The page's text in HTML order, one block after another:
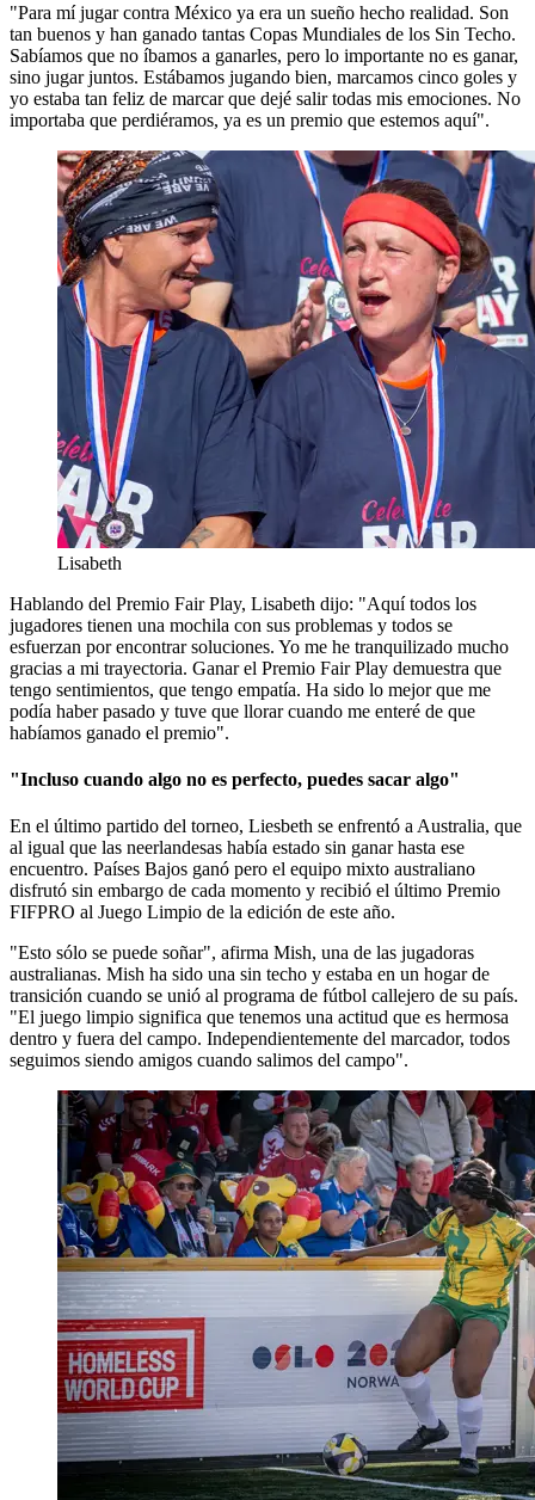
"Para mí jugar contra México ya era un sueño hecho realidad. Son
tan buenos y han ganado tantas Copas Mundiales de los Sin Techo.
Sabíamos que no íbamos a ganarles, pero lo importante no es ganar,
sino jugar juntos. Estábamos jugando bien, marcamos cinco goles y
yo estaba tan feliz de marcar que dejé salir todas mis emociones. No
importaba que perdiéramos, ya es un premio que estemos aquí".
Lisabeth
Hablando del Premio Fair Play, Lisabeth dijo: "Aquí todos los
jugadores tienen una mochila con sus problemas y todos se
esfuerzan por encontrar soluciones. Yo me he tranquilizado mucho
gracias a mi trayectoria. Ganar el Premio Fair Play demuestra que
tengo sentimientos, que tengo empatía. Ha sido lo mejor que me
podía haber pasado y tuve que llorar cuando me enteré de que
habíamos ganado el premio".
"Incluso cuando algo no es perfecto, puedes sacar algo"
En el último partido del torneo, Liesbeth se enfrentó a Australia, que
al igual que las neerlandesas había estado sin ganar hasta ese
encuentro. Países Bajos ganó pero el equipo mixto australiano
disfrutó sin embargo de cada momento y recibió el último Premio
FIFPRO al Juego Limpio de la edición de este año.
"Esto sólo se puede soñar", afirma Mish, una de las jugadoras
australianas. Mish ha sido una sin techo y estaba en un hogar de
transición cuando se unió al programa de fútbol callejero de su país.
"El juego limpio significa que tenemos una actitud que es hermosa
dentro y fuera del campo. Independientemente del marcador, todos
seguimos siendo amigos cuando salimos del campo".